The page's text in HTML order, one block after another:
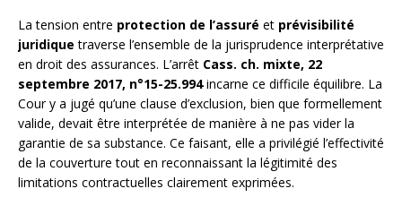
La tension entre protection de l’assuré et prévisibilité
juridique traverse l’ensemble de la jurisprudence interprétative
en droit des assurances. L’arrêt Cass. ch. mixte, 22
septembre 2017, n°15-25.994incarne ce difficile équilibre. La
Cour y a jugé qu’une clause d’exclusion, bien que formellement
valide, devait être interprétée de manière à ne pas vider la
garantie de sa substance. Ce faisant, elle a privilégié l’effectivité
de la couverture tout en reconnaissant la légitimité des
limitations contractuelles clairement exprimées.